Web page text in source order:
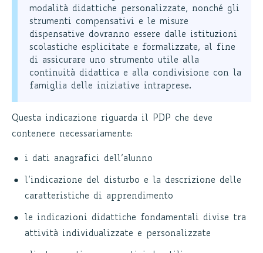
modalità didattiche personalizzate, nonché gli
strumenti compensativi e le misure
dispensative dovranno essere dalle istituzioni
scolastiche esplicitate e formalizzate, al fine
di assicurare uno strumento utile alla
continuità didattica e alla condivisione con la
famiglia delle iniziative intraprese.
Questa indicazione riguarda il PDP che deve
contenere necessariamente:
i dati anagrafici dell’alunno
l’indicazione del disturbo e la descrizione delle
caratteristiche di apprendimento
le indicazioni didattiche fondamentali divise tra
attività individualizzate e personalizzate